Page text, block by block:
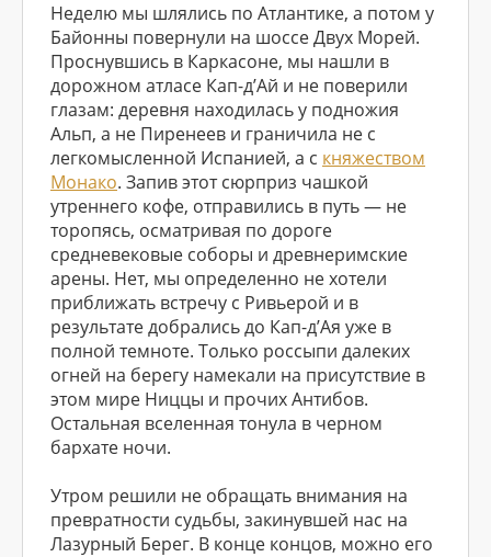
Неделю мы шлялись по Атлантике, а потом у
Байонны повернули на шоссе Двух Морей.
Проснувшись в Каркасоне, мы нашли в
дорожном атласе Кап-д’Ай и не поверили
глазам: деревня находилась у подножия
Альп, а не Пиренеев и граничила не с
легкомысленной Испанией, а с княжеством
Монако. Запив этот сюрприз чашкой
утреннего кофе, отправились в путь — не
торопясь, осматривая по дороге
средневековые соборы и древнеримские
арены. Нет, мы определенно не хотели
приближать встречу с Ривьерой и в
результате добрались до Кап-д’Ая уже в
полной темноте. Только россыпи далеких
огней на берегу намекали на присутствие в
этом мире Ниццы и прочих Антибов.
Остальная вселенная тонула в черном
бархате ночи.
Утром решили не обращать внимания на
превратности судьбы, закинувшей нас на
Лазурный Берег. В конце концов, можно его